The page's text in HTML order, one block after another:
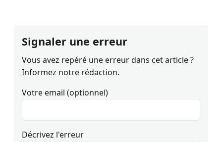
Signaler une erreur
Vous avez repéré une erreur dans cet article ?
Informez notre rédaction.
Votre email (optionnel)
Décrivez l'erreur